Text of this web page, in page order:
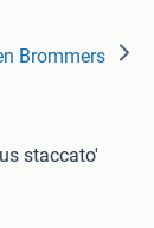
Brommers
staccato'